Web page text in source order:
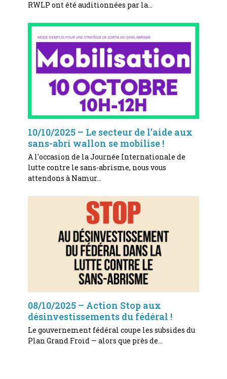
RWLP ont été auditionnées par la…
10/10/2025 – Le secteur de l’aide aux
sans-abri wallon se mobilise !
A l'occasion de la Journée Internationale de
lutte contre le sans-abrisme, nous vous
attendons à Namur…
08/10/2025 – Action Stop aux
désinvestissements du fédéral !
Le gouvernement fédéral coupe les subsides du
Plan Grand Froid — alors que près de…